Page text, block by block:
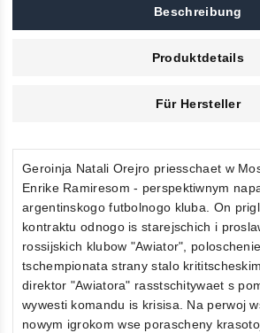
Beschreibung
Produktdetails
Für Hersteller
Geroinja Natali Orejro priesschaet w
Enrike Ramiresom - perspektiwnym
argentinskogo futbolnogo kluba. On
kontraktu odnogo is starejschich i
rossijskich klubow "Awiator",
tschempionata strany stalo
direktor "Awiatora" rasstschitywaet s
wywesti komandu is krisisa. Na perwoj
nowym igrokom wse porascheny